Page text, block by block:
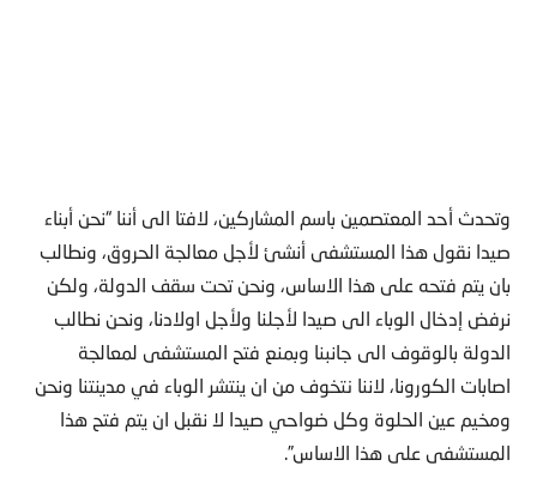
وتحدث أحد المعتصمين باسم المشاركين، لافتا الى أننا “نحن أبناء
صيدا نقول هذا المستشفى أنشئ لأجل معالجة الحروق، ونطالب
بان يتم فتحه على هذا الاساس، ونحن تحت سقف الدولة، ولكن
نرفض إدخال الوباء الى صيدا لأجلنا ولأجل اولادنا، ونحن نطالب
الدولة بالوقوف الى جانبنا وبمنع فتح المستشفى لمعالجة
اصابات الكورونا، لاننا نتخوف من ان ينتشر الوباء في مدينتنا ونحن
ومخيم عين الحلوة وكل ضواحي صيدا لا نقبل ان يتم فتح هذا
المستشفى على هذا الاساس”.